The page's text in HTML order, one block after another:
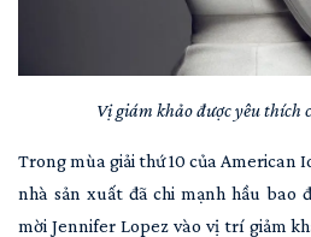
Vị giám khảo được yêu thích
Trong mùa giải thứ 10 của American
nhà sản xuất đã chi mạnh hầu bao
mời Jennifer Lopez vào vị trí giảm